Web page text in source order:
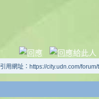
引用網址：https://city.udn.com/